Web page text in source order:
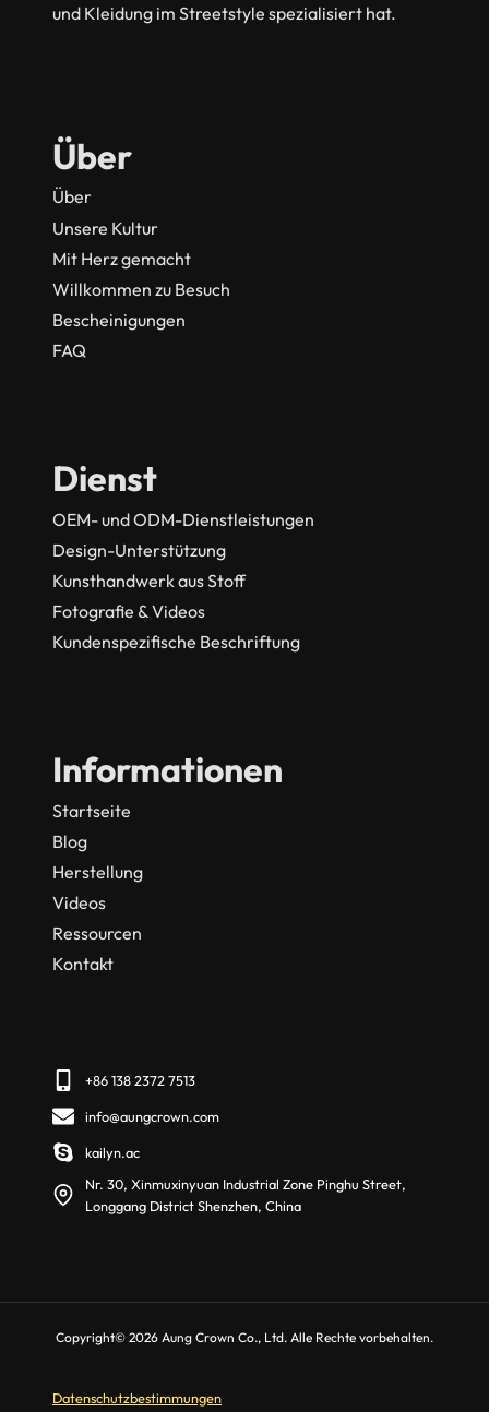
und Kleidung im Streetstyle spezialisiert hat.
Über
Über
Unsere Kultur
Mit Herz gemacht
Willkommen zu Besuch
Bescheinigungen
FAQ
Dienst
OEM- und ODM-Dienstleistungen
Design-Unterstützung
Kunsthandwerk aus Stoff
Fotografie & Videos
Kundenspezifische Beschriftung
Informationen
Startseite
Blog
Herstellung
Videos
Ressourcen
Kontakt
+86 138 2372 7513
info@aungcrown.com
kailyn.ac
Nr. 30, Xinmuxinyuan Industrial Zone Pinghu Street,
Longgang District Shenzhen, China
Copyright© 2026 Aung Crown Co., Ltd. Alle Rechte vorbehalten.
Datenschutzbestimmungen